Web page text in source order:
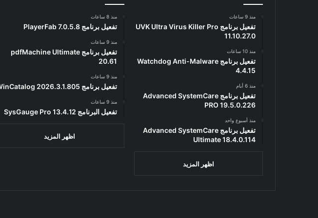
منذ 9 ساعات
تفعيل برنامج UVK Ultra Virus Killer Pro
11.10.27.0
منذ 10 ساعات
تفعيل برنامج Watchdog Anti-Malware
4.4.15
منذ 6 أيام
تفعيل برنامج Advanced SystemCare
PRO 19.5.0.226
منذ أسبوع واحد
تفعيل برنامج Advanced SystemCare
Ultimate 18.4.0.114
اظهر المزيد
منذ 8 ساعات
تفعيل برنامج PlayerFab 7.0.5.8
منذ 9 ساعات
تفعيل برنامج pdfMachine Ultimate
20.61
منذ 9 ساعات
تفعيل برنامج WinCatalog 2026.3.1.805
منذ 9 ساعات
تفعيل البرنامج 13.4.12 SysGauge Pro
اظهر المزيد